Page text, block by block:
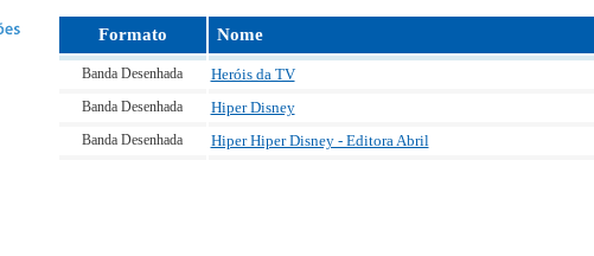
Formato Nome
Banda Desenhada Heróis da TV
Banda Desenhada Hiper Disney
Banda Desenhada Hiper Hiper Disney - Editora Abril